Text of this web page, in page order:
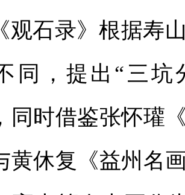
《观石录》根据寿
同，提出“三坑
同时借鉴张怀瓘
黄休复《益州名